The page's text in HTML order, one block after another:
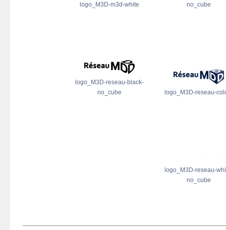
logo_M3D-m3d-white
no_cube
logo_M3D-reseau-black-
no_cube
logo_M3D-reseau-
logo_M3D-reseau-
no_cube